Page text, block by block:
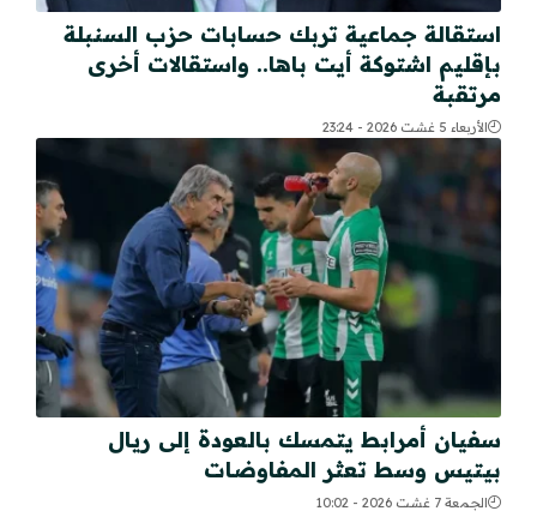
استقالة جماعية تربك حسابات حزب السنبلة
بإقليم اشتوكة أيت باها.. واستقالات أخرى
مرتقبة
الأربعاء 5 غشت 2026 - 23:24
سفيان أمرابط يتمسك بالعودة إلى ريال
بيتيس وسط تعثر المفاوضات
الجمعة 7 غشت 2026 - 10:02